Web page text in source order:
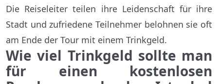
Die Reiseleiter teilen ihre Leidenschaft für ihre
Stadt und zufriedene Teilnehmer belohnen sie oft
am Ende der Tour mit einem Trinkgeld.
Wie viel Trinkgeld sollte man
für einen kostenlosen